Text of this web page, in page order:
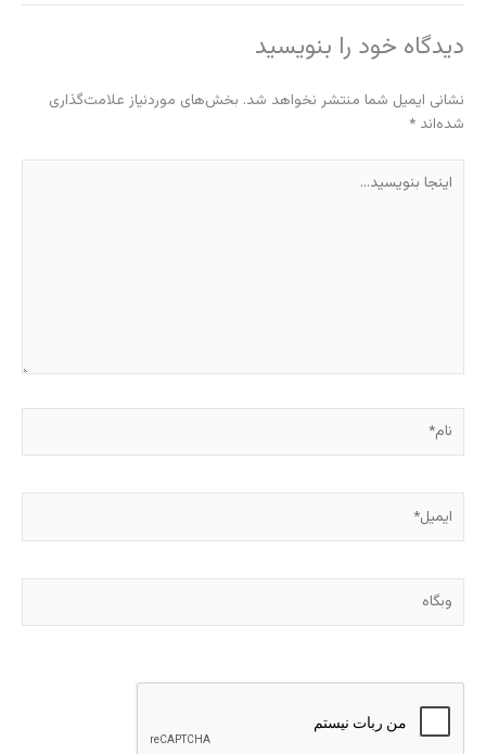
دیدگاه‌ خود را بنویسید
نشانی ایمیل شما منتشر نخواهد شد. بخش‌های موردنیاز علامت‌گذاری
شده‌اند *
بنویسید…
وبگاه